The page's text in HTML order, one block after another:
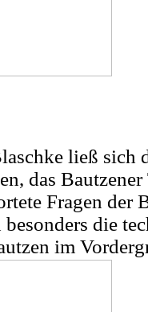
ließ sich
das
Fragen der
die
im